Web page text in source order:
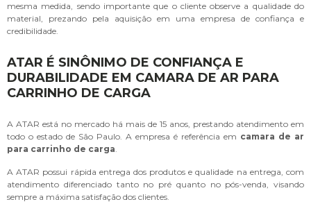
mesma medida, sendo importante que o cliente observe a qualidade do
material, prezando pela aquisição em uma empresa de confiança e
credibilidade.
ATAR É SINÔNIMO DE CONFIANÇA E
DURABILIDADE EM CAMARA DE AR PARA
CARRINHO DE CARGA
A ATAR está no mercado há mais de 15 anos, prestando atendimento em
todo o estado de São Paulo. A empresa é referência em camara de ar
para carrinho de carga.
A ATAR possui rápida entrega dos produtos e qualidade na entrega, com
atendimento diferenciado tanto no pré quanto no pós-venda, visando
sempre a máxima satisfação dos clientes.